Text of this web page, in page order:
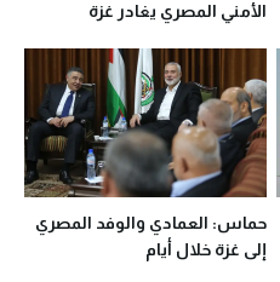
الأمني المصري يغادر غزة
حماس: العمادي والوفد المصري
إلى غزة خلال أيام